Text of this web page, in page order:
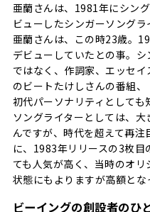
亜蘭さんは、1981年にシン
ビューしたシンガーソング
亜蘭さんは、この時23歳。
デビューしていたとの事。
ではなく、作詞家、エッセ
のビートたけしさんの番組
初代パーソナリティとして
ソングライターとしては、
んですが、時代を超えて再
に、1983年リリースの3枚
ても人気が高く、当時のオリ
状態にもよりますが高額とな
ビーイングの創設者のひ